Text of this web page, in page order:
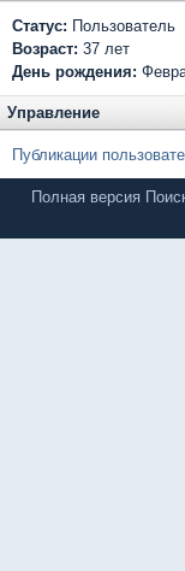
Статус: Пользователь
Возраст: 37 лет
День рождения:
Управление
Публикации
Полная версия